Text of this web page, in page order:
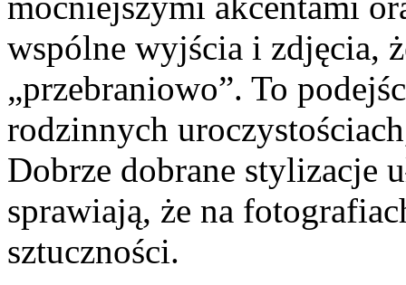
wspólne wyjścia i zdjęcia,
„przebraniowo”. To
rodzinnych
Dobrze dobrane stylizacje
sprawiają, że na
sztuczności.